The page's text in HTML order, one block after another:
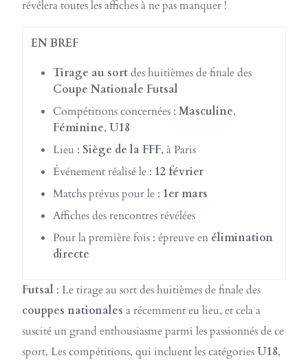
révélera toutes les affiches à ne pas manquer !
EN BREF
Tirage au sortdes huitièmes de finale des
Coupe Nationale Futsal
Compétitions concernées : Masculine,
Féminine, U18
Lieu : Siège de la FFF, à Paris
Événement réalisé le : 12 février
Matchs prévus pour le : 1er mars
Affiches des rencontres révélées
Pour la première fois : épreuve en élimination
directe
Futsal : Le tirage au sort des huitièmes de finale des
couppes nationales a récemment eu lieu, et cela a
suscité un grand enthousiasme parmi les passionnés de ce
sport. Les compétitions, qui incluent les catégoriesU18,